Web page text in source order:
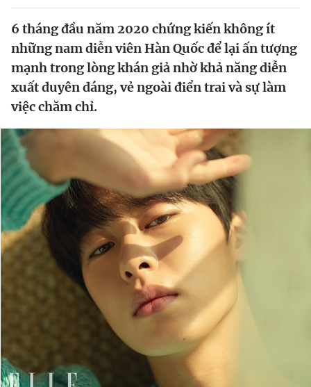
Video Magazine
Sản phẩm khác
Thông tin tòa soạn Liên hệ quảng cáo
Đọc Thanh Niên trên điện thoại
6 tháng đầu năm 2020 chứng kiến không ít
những nam diễn viên Hàn Quốc để lại ấn tượng
mạnh trong lòng khán giả nhờ khả năng diễn
xuất duyên dáng, vẻ ngoài điển trai và sự làm
việc chăm chỉ.